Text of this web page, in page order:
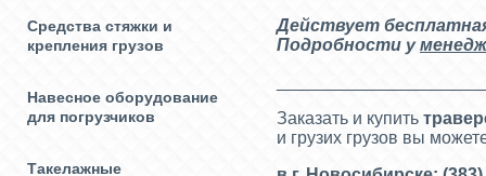
Средства стяжки и
крепления грузов
Навесное оборудование
для погрузчиков
Такелажные
Действует
Подробности у
Заказать и купить
и грузих грузов вы